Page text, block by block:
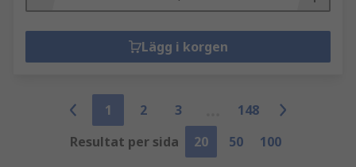
Lägg i korgen
1 2 3
148
Resultat per sida
20 50 100